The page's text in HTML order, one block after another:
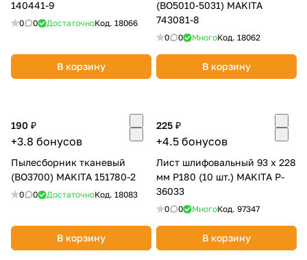
140441-9
0 0 ДостаточноКод. 18066
В корзину
(BO5010-5031) MAKITA
743081-8
0 0 МногоКод. 18062
В корзину
190 ₽
+3.8 бонусов
Пылесборник тканевый
(BO3700) MAKITA 151780-2
0 0 ДостаточноКод. 18083
В корзину
225 ₽
+4.5 бонусов
Лист шлифовальный 93 х 228
мм P180 (10 шт.) MAKITA P-
36033
0 0 МногоКод. 97347
В корзину
Оставшиеся
% будут
списыватьсяс вашей карты
каждые 2 недели
об оплате Плайтом
раз в 2
недели
Остались вопросы?
8 800 302-02-51
plait.ru